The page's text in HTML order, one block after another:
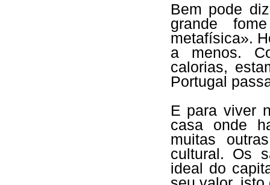
Bem pode
grande
metafísica».
a menos.
calorias,
Portugal
E para viver
casa onde
muitas
cultural. Os
ideal do